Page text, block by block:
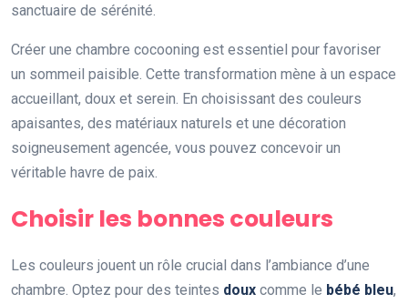
sanctuaire de sérénité.
Créer une chambre cocooning est essentiel pour favoriser
un sommeil paisible. Cette transformation mène à un espace
accueillant, doux et serein. En choisissant des couleurs
apaisantes, des matériaux naturels et une décoration
soigneusement agencée, vous pouvez concevoir un
véritable havre de paix.
Choisir les bonnes couleurs
Les couleurs jouent un rôle crucial dans l’ambiance d’une
chambre. Optez pour des teintes doux comme le bébé bleu,